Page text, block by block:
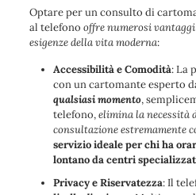
Optare per un consulto di
al telefono offre numerosi
esigenze della vita moderna:
Accessibilità e Comodità: La
con un cartomante esperto
qualsiasi momento,
telefono,elimina la necessità
consultazione estremamente
servizio ideale per chi ha
lontano da centri
Privacy e Riservatezza: Il